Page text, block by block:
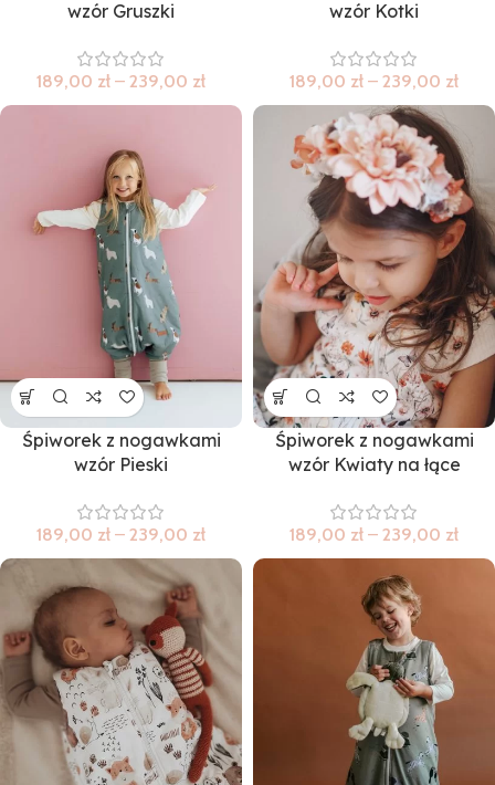
wzór Gruszki
189,00 zł – 239,00 zł
wzór Kotki
189,00 zł – 239,00 zł
Śpiworek z nogawkami
wzór Pieski
189,00 zł – 239,00 zł
Śpiworek z nogawkami
wzór Kwiaty na łące
189,00 zł – 239,00 zł